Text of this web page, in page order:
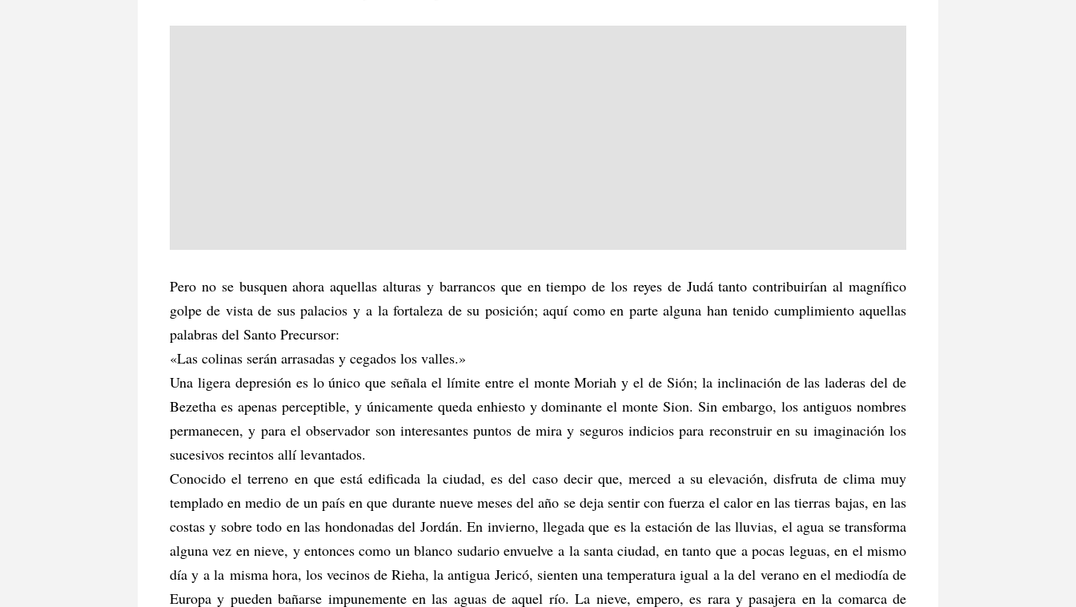
Pero no se busquen ahora aquellas alturas y barrancos que en tiempo de los reyes de Judá tanto contribuirían al magnífico
golpe de vista de sus palacios y a la fortaleza de su posición; aquí como en parte alguna han tenido cumplimiento aquellas
palabras del Santo Precursor:
«Las colinas serán arrasadas y cegados los valles.»
Una ligera depresión es lo único que señala el límite entre el monte Moriah y el de Sión; la inclinación de las laderas del de
Bezetha es apenas perceptible, y únicamente queda enhiesto y dominante el monte Sion. Sin embargo, los antiguos nombres
permanecen, y para el observador son interesantes puntos de mira y seguros indicios para reconstruir en su imaginación los
sucesivos recintos allí levantados.
Conocido el terreno en que está edificada la ciudad, es del caso decir que, merced a su elevación, disfruta de clima muy
templado en medio de un país en que durante nueve meses del año se deja sentir con fuerza el calor en las tierras bajas, en las
costas y sobre todo en las hondonadas del Jordán. En invierno, llegada que es la estación de las lluvias, el agua se transforma
alguna vez en nieve, y entonces como un blanco sudario envuelve a la santa ciudad, en tanto que a pocas leguas, en el mismo
día y a la misma hora, los vecinos de Rieha, la antigua Jericó, sienten una temperatura igual a la del verano en el mediodía de
Europa y pueden bañarse impunemente en las aguas de aquel río. La nieve, empero, es rara y pasajera en la comarca de